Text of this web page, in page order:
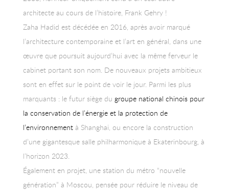
architecte au cours de l’histoire, Frank Gehry !
Zaha Hadid est décédée en 2016, après avoir marqué
l’architecture contemporaine et l’art en général, dans une
œuvre que poursuit aujourd’hui avec la même ferveur le
cabinet portant son nom. De nouveaux projets ambitieux
sont en effet sur le point de voir le jour. Parmi les plus
marquants : le futur siège du groupe national chinois pour
la conservation de l’énergie et la protection de
l’environnementà Shanghai, ou encore la construction
d’une gigantesque salle philharmonique à Ekaterinbourg, à
l’horizon 2023.
Également en projet, une station du métro “nouvelle
génération” à Moscou, pensée pour réduire le niveau de